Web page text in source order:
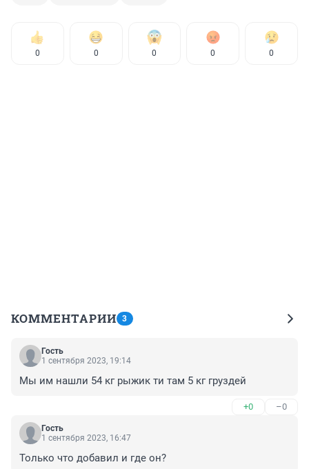
0 0 0 0 0
КОММЕНТАРИИ 3
Гость
1 сентября 2023, 19:14
Мы им нашли 54 кг рыжик ти там 5 кг груздей
+0 –0
Гость
1 сентября 2023, 16:47
Только что добавил и где он?